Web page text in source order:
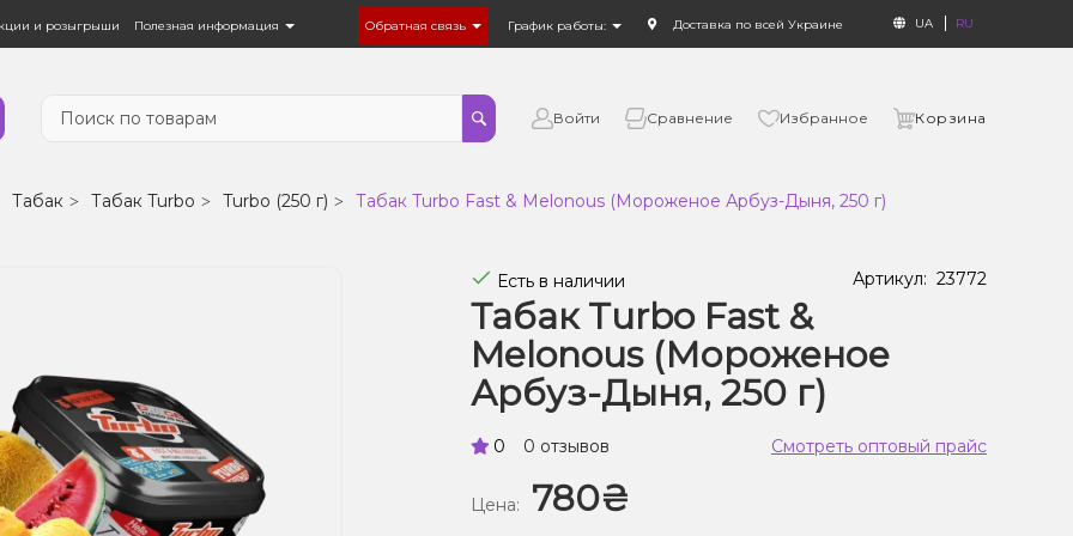
и розыгрыши Полезная информация Обратная связь График работы: Доставка по всей Украине UA RU
Войти Сравнение Избранное Корзина
Табак Табак Turbo Turbo (250 г) Табак Turbo Fast & Melonous (Мороженое Арбуз-Дыня, 250 г)
Есть в наличии Артикул: 23772
Табак Turbo Fast &
Melonous (Мороженое
Арбуз-Дыня, 250 г)
0 0 отзывов Смотреть оптовый прайс
Цена: 780₴